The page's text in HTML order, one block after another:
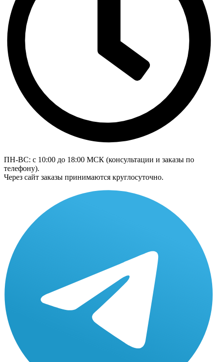
ПН-ВС: с 10:00 до 18:00 МСК (консультации и заказы по
телефону).
Через сайт заказы принимаются круглосуточно.